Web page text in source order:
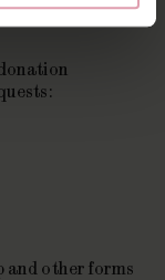
and other forms